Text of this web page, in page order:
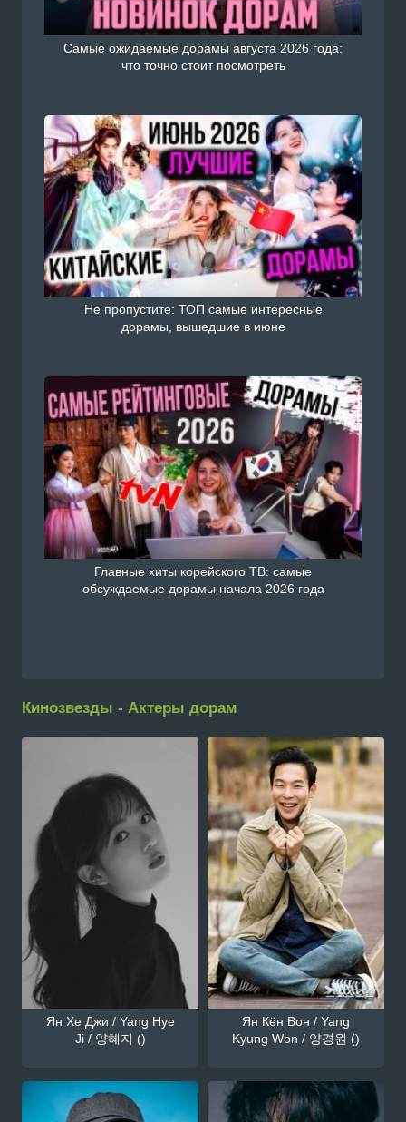
Самые ожидаемые дорамы августа 2026 года:
что точно стоит посмотреть
Не пропустите: ТОП самые интересные
дорамы, вышедшие в июне
Главные хиты корейского ТВ: самые
обсуждаемые дорамы начала 2026 года
Кинозвезды - Актеры дорам
Ян Хе Джи / Yang Hye
Ji / 양혜지 ()
Ян Кён Вон / Yang
Kyung Won / 양경원 ()